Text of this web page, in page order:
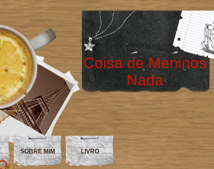
Coisa de Meninos
Nada
SOBRE MIM LIVRO